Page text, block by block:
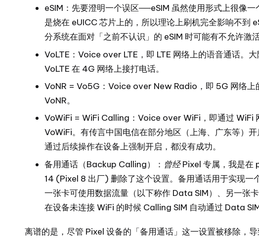
eSIM：先要澄明一个误区──eSIM 虽然使用形式上很像
是烧在 eUICC 芯片上的，所以理论上刷机完全影响不到
分系统在面对「之前不认识」的 eSIM 时可能有不允许激活
VoLTE：Voice over LTE，即 LTE 网络上的语音通话。
VoLTE 在 4G 网络上接打电话。
VoNR = Vo5G：Voice over New Radio，即 5G 网络上
VoNR。
VoWiFi = WiFi Calling：Voice over WiFi，即通过 WiFi
VoWiFi。有传言中国电信在部分地区（上海、广东等）
通过后续操作在设备上强制开启，都没有成功。
备用通话（Backup Calling）： 曾经Pixel 专属，我是在
14 (Pixel 8 出厂) 删除了这个设置。备用通话用于实现一
一张卡可使用数据流量（以下称作 Data SIM）、另一张
在设备未连接 WiFi 的时候 Calling SIM 自动通过 Data
离谱的是，尽管 Pixel 设备的「备用通话」这一设置被移除，导